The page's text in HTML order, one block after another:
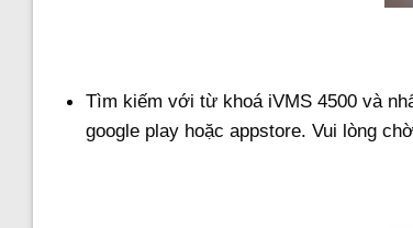
Tìm kiếm với từ khoá iVMS 4500 và
google play hoặc appstore. Vui lòng